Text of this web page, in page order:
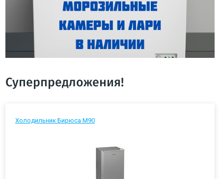
Суперпредложения!
Холодильник Бирюса М90